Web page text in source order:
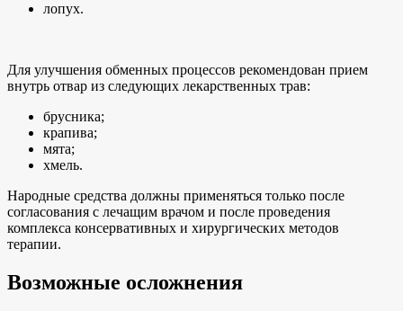
лопух.
Для улучшения обменных процессов рекомендован прием
внутрь отвар из следующих лекарственных трав:
брусника;
крапива;
мята;
хмель.
Народные средства должны применяться только после
согласования с лечащим врачом и после проведения
комплекса консервативных и хирургических методов
терапии.
Возможные осложнения